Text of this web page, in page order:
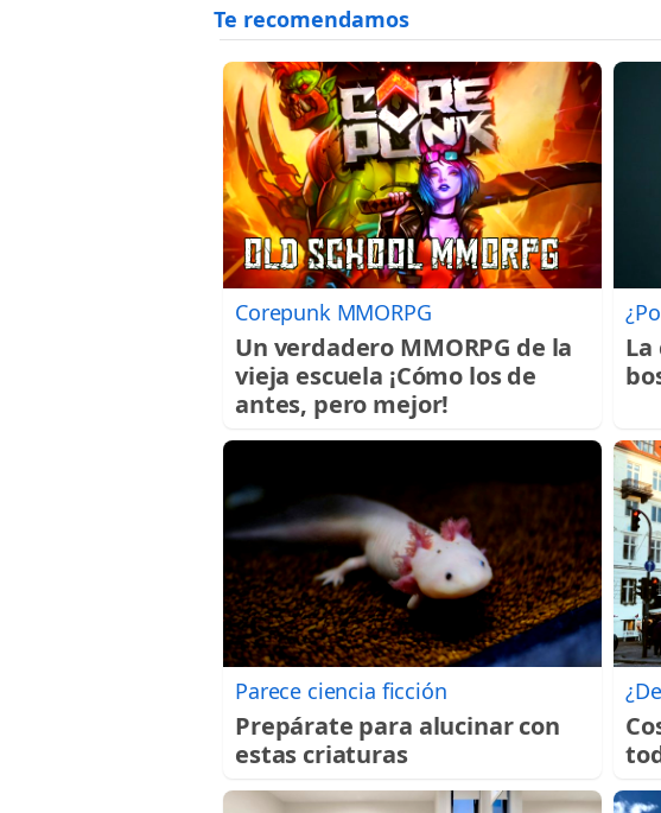
Corepunk MMORPG
Un verdadero MMORPG de la
vieja escuela ¡Cómo los de
antes, pero mejor!
La
Parece ciencia ficción
Prepárate para alucinar con
estas criaturas